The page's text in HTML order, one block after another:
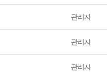
관리자
관리자
관리자